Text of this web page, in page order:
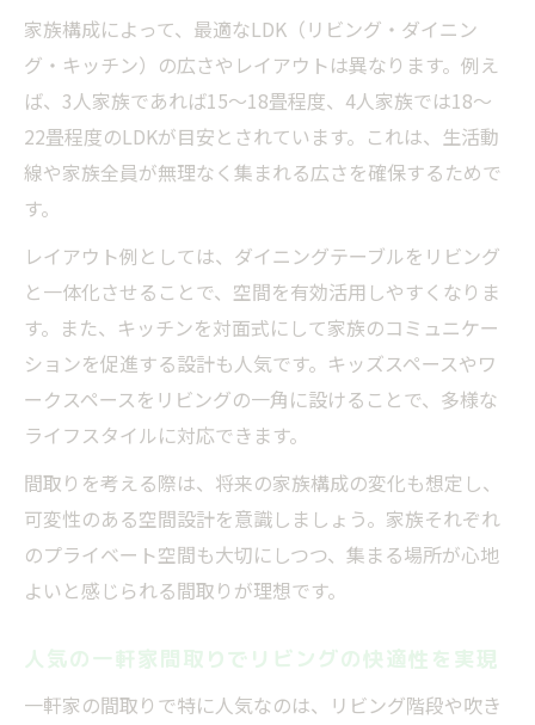
家族構成によって、最適なLDK（リビング・ダイニン
グ・キッチン）の広さやレイアウトは異なります。例え
ば、3人家族であれば15〜18畳程度、4人家族では18〜
22畳程度のLDKが目安とされています。これは、生活動
線や家族全員が無理なく集まれる広さを確保するためで
す。
レイアウト例としては、ダイニングテーブルをリビング
と一体化させることで、空間を有効活用しやすくなりま
す。また、キッチンを対面式にして家族のコミュニケー
ションを促進する設計も人気です。キッズスペースやワ
ークスペースをリビングの一角に設けることで、多様な
ライフスタイルに対応できます。
間取りを考える際は、将来の家族構成の変化も想定し、
可変性のある空間設計を意識しましょう。家族それぞれ
のプライベート空間も大切にしつつ、集まる場所が心地
よいと感じられる間取りが理想です。
人気の一軒家間取りでリビングの快適性を実現
一軒家の間取りで特に人気なのは、リビング階段や吹き